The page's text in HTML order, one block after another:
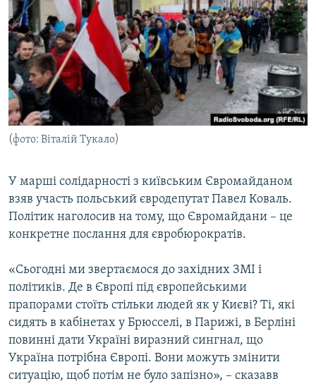
(фото: Віталій Тукало)
У марші солідарності з київським Євромайданом
взяв участь польський євродепутат Павел Коваль.
Політик наголосив на тому, що Євромайдани – це
конкретне послання для євробюрократів.
«Сьогодні ми звертаємося до західних ЗМІ і
політиків. Де в Європі під європейськими
прапорами стоїть стільки людей як у Києві? Ті, які
сидять в кабінетах у Брюсселі, в Парижі, в Берліні
повинні дати Україні виразний сингнал, що
Україна потрібна Європі. Вони можуть змінити
ситуацію, щоб потім не було запізно», – сказавв